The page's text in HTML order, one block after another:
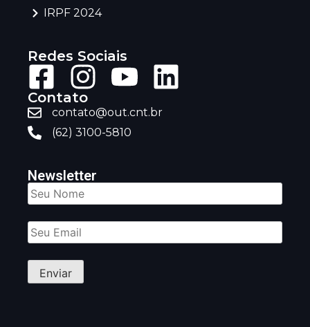
IRPF 2024
Redes Sociais
Contato
contato@out.cnt.br
(62) 3100-5810
Newsletter